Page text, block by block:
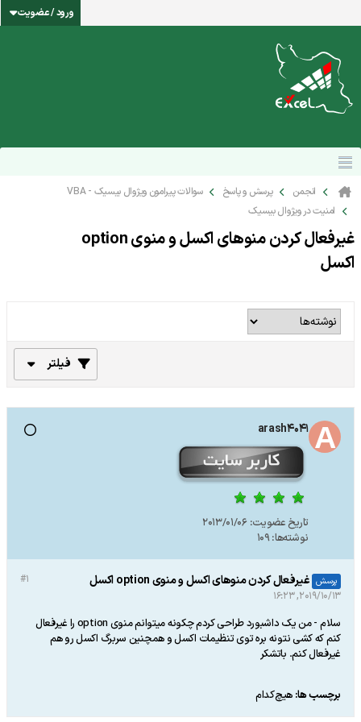
ورود / عضویت
انجمن پرسش و پاسخ
سوالات پیرامون ویژوال بیسیک - VBA
امنیت در ویژوال بیسیک
غیرفعال کردن منوهای اکسل و منوی option
اکسل
فیلتر
arash4041
تاریخ عضویت: 2013/01/06
نوشته‌ها:109
#1 پرسش غیرفعال کردن منوهای اکسل و منوی option اکسل
2019/10/13, 16:23
سلام - من یک داشبورد طراحی کردم چکونه میتوانم منوی option را غیرفعال
کنم که کشی نتونه بره توی تنظیمات اکسل و همچنین سربرگ اکسل رو هم
غیرفعال کنم. باتشکر
برچسب ها: هیچ‌کدام